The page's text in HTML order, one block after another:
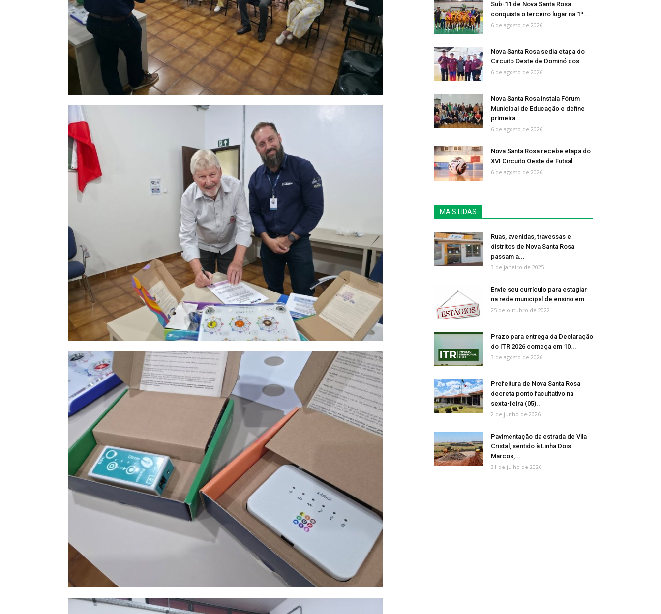
Sub-11 de Nova Santa Rosa
conquista o terceiro lugar na 1ª...
6 de agosto de 2026
Nova Santa Rosa sedia etapa do
Circuito Oeste de Dominó dos...
6 de agosto de 2026
Nova Santa Rosa instala Fórum
Municipal de Educação e define
primeira...
6 de agosto de 2026
Nova Santa Rosa recebe etapa do
XVI Circuito Oeste de Futsal...
6 de agosto de 2026
MAIS LIDAS
Ruas, avenidas, travessas e
distritos de Nova Santa Rosa
passam a...
3 de janeiro de 2025
Envie seu currículo para estagiar
na rede municipal de ensino em...
25 de outubro de 2022
Prazo para entrega da Declaração
do ITR 2026 começa em 10...
3 de agosto de 2026
Prefeitura de Nova Santa Rosa
decreta ponto facultativo na
sexta-feira (05)...
2 de junho de 2026
Pavimentação da estrada de Vila
Cristal, sentido à Linha Dois
Marcos,...
31 de julho de 2026